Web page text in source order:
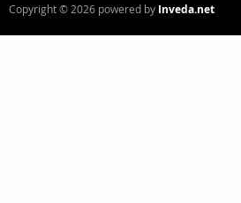
Copyright © 2026 powered by Inveda.net